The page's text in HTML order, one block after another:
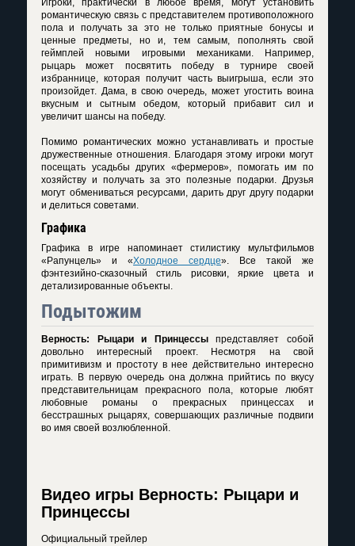
Игроки, практически в любое время, могут установить
романтическую связь с представителем противоположного
пола и получать за это не только приятные бонусы и
ценные предметы, но и, тем самым, пополнять свой
геймплей новыми игровыми механиками. Например,
рыцарь может посвятить победу в турнире своей
избраннице, которая получит часть выигрыша, если это
произойдет. Дама, в свою очередь, может угостить воина
вкусным и сытным обедом, который прибавит сил и
увеличит шансы на победу.
Помимо романтических можно устанавливать и простые
дружественные отношения. Благодаря этому игроки могут
посещать усадьбы других «фермеров», помогать им по
хозяйству и получать за это полезные подарки. Друзья
могут обмениваться ресурсами, дарить друг другу подарки
и делиться советами.
Графика
Графика в игре напоминает стилистику мультфильмов
«Рапунцель» и «Холодное сердце». Все такой же
фэнтезийно-сказочный стиль рисовки, яркие цвета и
детализированные объекты.
Подытожим
Верность: Рыцари и Принцессыпредставляет собой
довольно интересный проект. Несмотря на свой
примитивизм и простоту в нее действительно интересно
играть. В первую очередь она должна прийтись по вкусу
представительницам прекрасного пола, которые любят
любовные романы о прекрасных принцессах и
бесстрашных рыцарях, совершающих различные подвиги
во имя своей возлюбленной.
Видео игры Верность: Рыцари и
Принцессы
Официальный трейлер